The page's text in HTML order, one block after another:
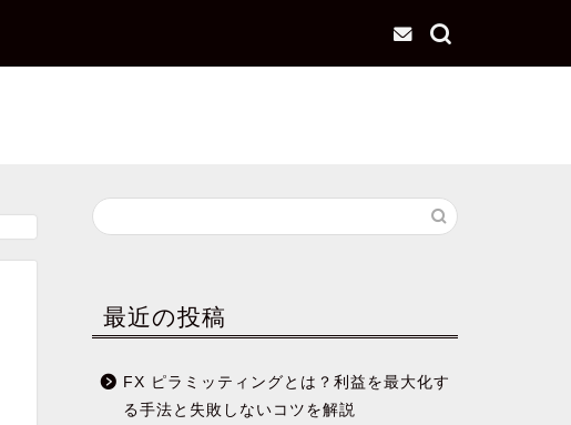
最近の投稿
FX ピラミッティングとは？利益を最大化す
る手法と失敗しないコツを解説